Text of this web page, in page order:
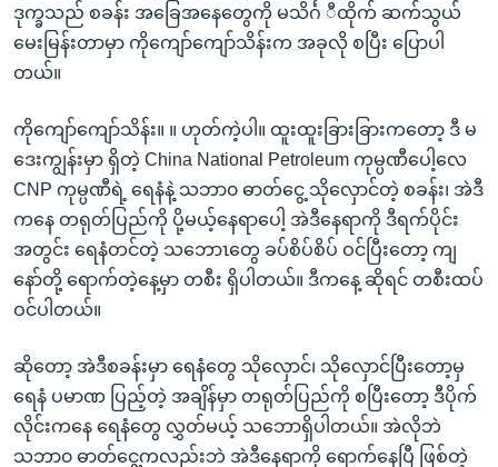
ဒုက္ခသည် စခန်း အခြေအနေတွေကို မသိင်္ဂ ီထိုက် ဆက်သွယ်
မေးမြန်းတာမှာ ကိုကျော်ကျော်သိန်းက အခုလို စပြီး ပြောပါ
တယ်။
ကိုကျော်ကျော်သိန်း။ ။ ဟုတ်ကဲ့ပါ။ ထူးထူးခြားခြားကတော့ ဒီ မ
ဒေးကျွန်းမှာ ရှိတဲ့ China National Petroleum ကုမ္ပဏီပေါ့လေ
CNP ကုမ္ပဏီရဲ့ ရေနံနဲ့ သဘာ၀ ဓာတ်ငွေ့ သိုလှောင်တဲ့ စခန်း၊ အဲဒီ
ကနေ တရုတ်ပြည်ကို ပို့မယ့်နေရာပေါ့ အဲဒီနေရာကို ဒီရက်ပိုင်း
အတွင်း ရေနံတင်တဲ့ သဘောၤတွေ ခပ်စိပ်စိပ် ဝင်ပြီးတော့ ကျ
နော်တို့ ရောက်တဲ့နေ့မှာ တစီး ရှိပါတယ်။ ဒီကနေ့ ဆိုရင် တစီးထပ်
ဝင်ပါတယ်။
ဆိုတော့ အဲဒီစခန်းမှာ ရေနံတွေ သိုလှောင်၊ သိုလှောင်ပြီးတော့မှ
ရေနံ ပမာဏ ပြည့်တဲ့ အချိန်မှာ တရုတ်ပြည်ကို စပြီးတော့ ဒီပိုက်
လိုင်းကနေ ရေနံတွေ လွှတ်မယ့် သဘောရှိပါတယ်။ အဲလိုဘဲ
သဘာ၀ ဓာတ်ငွေ့ကလည်းဘဲ အဲဒီနေရာကို ရောက်နေပြီ ဖြစ်တဲ့